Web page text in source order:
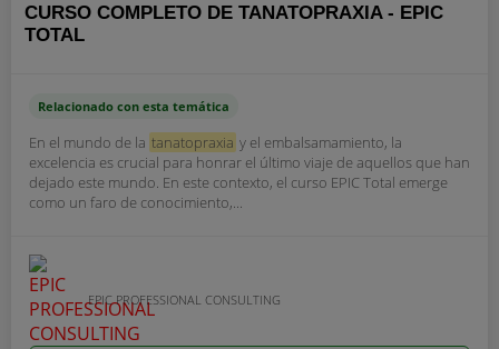
CURSO COMPLETO DE TANATOPRAXIA - EPIC
TOTAL
Relacionado con esta temática
En el mundo de la tanatopraxia y el embalsamamiento, la
excelencia es crucial para honrar el último viaje de aquellos que han
dejado este mundo. En este contexto, el curso EPIC Total emerge
como un faro de conocimiento,...
EPIC PROFESSIONAL CONSULTING